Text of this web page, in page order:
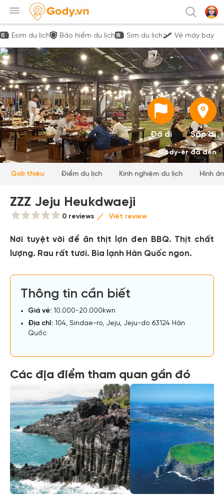
Esim du lịch Bảo hiểm du lịch Sim du lịch Vé máy bay
Đã đi Sắp đi
0Gody-er đã đến
Giới thiệu Điểm du lịch Kinh nghiệm du lịch Hình
ZZZ Jeju Heukdwaeji
0 reviews Viết review
Nơi tuyệt vời để ăn thịt lợn đen BBQ. Thịt chất
lượng. Rau rất tươi. Bia lạnh Hàn Quốc ngon.
Thông tin cần biết
Giá vé: 10.000-20.000kwn
Địa chỉ: 104, Sindae-ro, Jeju, Jeju-do 63124 Hàn
Quốc
Các địa điểm tham quan gần đó